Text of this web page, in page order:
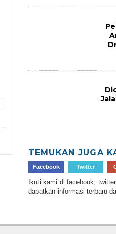
TEMUKAN JUGA
Facebook Twitter
Ikuti kami di facebook,
dapatkan informasi terbaru